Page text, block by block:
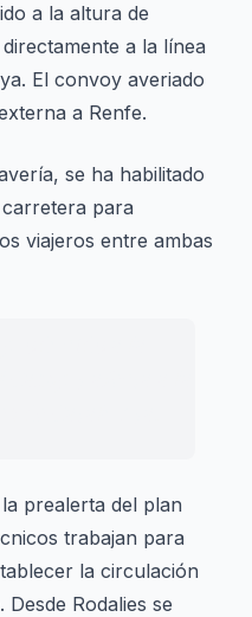
a la altura de
a la línea
El convoy averiado
a Renfe.
se ha habilitado
para
viajeros entre ambas
prealerta del plan
trabajan para
la circulación
Rodalies se